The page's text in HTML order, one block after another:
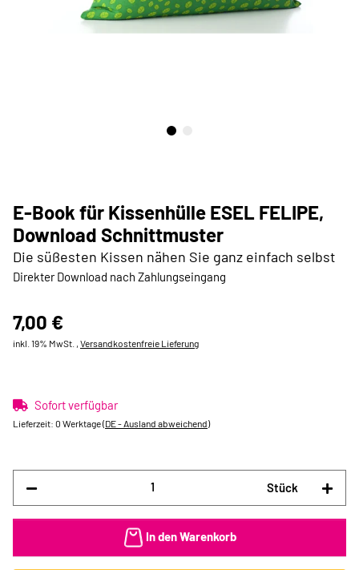
E-Book für Kissenhülle ESEL FELIPE,
Download Schnittmuster
Die süßesten Kissen nähen Sie ganz einfach selbst
Direkter Download nach Zahlungseingang
7,00 €
inkl. 19% MwSt. , Versandkostenfreie Lieferung
Sofort verfügbar
Lieferzeit: 0 Werktage(DE - Ausland abweichend)
Stück
In den Warenkorb